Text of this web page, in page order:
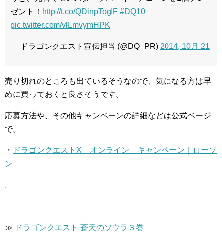
ゼント！ http://t.co/QDinpTogIF #DQ10
pic.twitter.com/vlLmvymHPK
— ドラゴンクエスト宣伝担当 (@DQ_PR) 2014, 10月 21
売り切れのところも出ているそうなので、気になる方は早
めに買っておくと良さそうです。
応募方法や、その他キャンペーンの詳細などは公式ページ
で。
・
ドラゴンクエストX オンライン キャンペーン｜ローソ
ン
≫ ドラゴンクエスト 蒼天のソウラ３巻